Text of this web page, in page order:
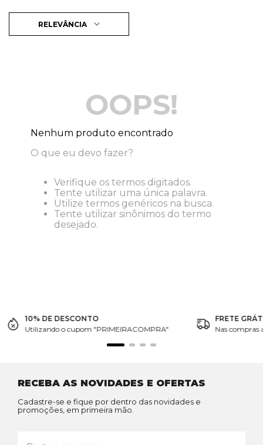
RELEVÂNCIA
OOPS!
Nenhum produto encontrado
O que eu devo fazer?
Verifique os termos digitados.
Tente utilizar uma única palavra.
Utilize termos genéricos na busca.
Tente utilizar sinônimos do termo
desejado.
10% DE DESCONTO
Utilizando o cupom "PRIMEIRACOMPRA"
FRETE
Nas compras
RECEBA AS NOVIDADES E OFERTAS
Cadastre-se e fique por dentro das novidades e
promoções, em primeira mão.